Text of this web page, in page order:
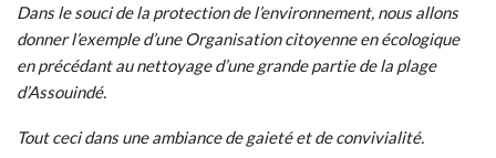
Dans le souci de la protection de l’environnement, nous allons
donner l’exemple d’une Organisation citoyenne en écologique
en précédant au nettoyage d’une grande partie de la plage
d’Assouindé.
Tout ceci dans une ambiance de gaieté et de convivialité.